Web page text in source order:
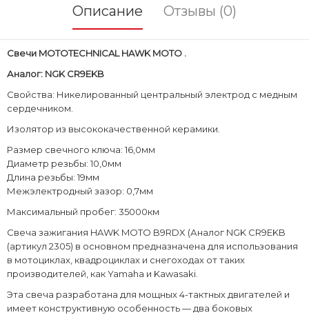
Описание Отзывы (0)
Свечи MOTOTECHNICALHAWKMOTO .
Аналог: NGK CR9EKB
Свойства: Никелированный центральный электрод с медным
сердечником.
Изолятор из высококачественной керамики.
Размер свечного ключа: 16,0мм
Диаметр резьбы: 10,0мм
Длина резьбы: 19мм
Межэлектродный зазор: 0,7мм
Максимальный пробег: 35000км
Свеча зажигания HAWK MOTO B9RDX (Аналог NGK CR9EKB
(артикул 2305) в основном предназначена для использования
в мотоциклах, квадроциклах и снегоходах от таких
производителей, как Yamaha и Kawasaki.
Эта свеча разработана для мощных 4-тактных двигателей и
имеет конструктивную особенность — два боковых